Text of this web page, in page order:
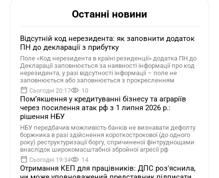
Останні новини
Відсутній код нерезидента: як заповнити додаток
ПН до декларації з прибутку
Поле «Код нерезидента в країні резиденції» додатка ПН до
Декларації заповнюється за наявності інформації про код
нерезидента, у разі відсутності інформації – поле не
заповнюється або заповнюється з прокресленням
Сьогодні 20:17 10
Помʼякшення у кредитуванні бізнесу та аграріїв
через посилення атак рф з 1 липня 2026 р.:
рішення НБУ
НБУ передбачив можливість банків не визнавати дефолту
боржника в разі здійснення короткострокової (до одного
року) реструктуризації боргу, спричиненої фінтруднощами
внаслідок широкомасштабної збройної агресії рф
Сьогодні 19:34 14
Отримання КЕП для працівників: ДПС роз'яснила,